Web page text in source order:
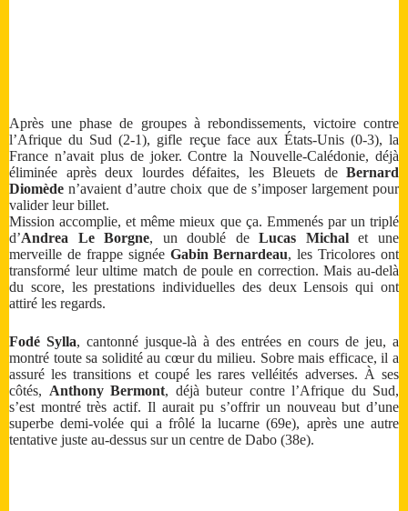
Après une phase de groupes à rebondissements, victoire contre
l’Afrique du Sud (2-1), gifle reçue face aux États-Unis (0-3), la
France n’avait plus de joker. Contre la Nouvelle-Calédonie, déjà
éliminée après deux lourdes défaites, les Bleuets de Bernard
Diomède n’avaient d’autre choix que de s’imposer largement pour
valider leur billet.
Mission accomplie, et même mieux que ça. Emmenés par un triplé
d’Andrea Le Borgne, un doublé deLucas Michalet une
merveille de frappe signée Gabin Bernardeau, les Tricolores ont
transformé leur ultime match de poule en correction. Mais au-delà
du score, les prestations individuelles des deux Lensois qui ont
attiré les regards.
Fodé Sylla, cantonné jusque-là à des entrées en cours de jeu, a
montré toute sa solidité au cœur du milieu. Sobre mais efficace, il a
assuré les transitions et coupé les rares velléités adverses. À ses
côtés, Anthony Bermont, déjà buteur contre l’Afrique du Sud,
s’est montré très actif. Il aurait pu s’offrir un nouveau but d’une
superbe demi-volée qui a frôlé la lucarne (69e), après une autre
tentative juste au-dessus sur un centre de Dabo (38e).